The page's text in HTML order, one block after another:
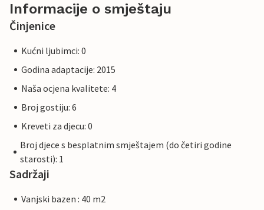
Informacije o smještaju
Činjenice
Kućni ljubimci: 0
Godina adaptacije: 2015
Naša ocjena kvalitete: 4
Broj gostiju: 6
Kreveti za djecu: 0
Broj djece s besplatnim smještajem (do četiri godine
starosti): 1
Sadržaji
Vanjski bazen : 40 m2